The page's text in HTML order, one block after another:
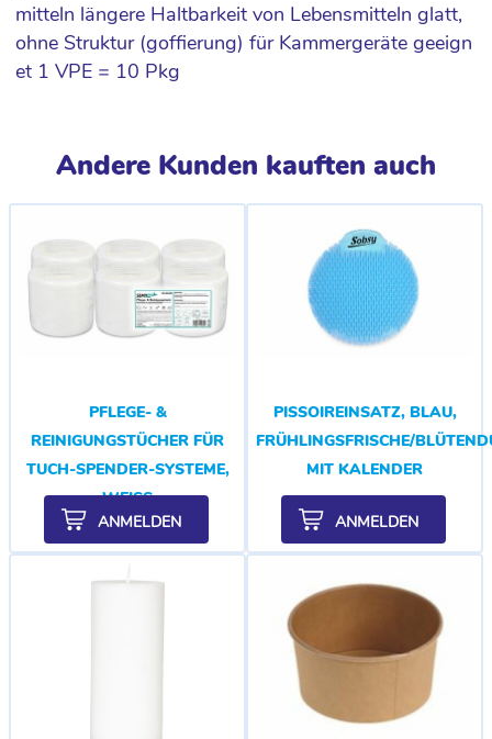
mitteln längere Haltbarkeit von Lebensmitteln glatt,
ohne Struktur (goffierung) für Kammergeräte geeign
et 1 VPE = 10 Pkg
Andere Kunden kauften auch
PFLEGE- &
REINIGUNGSTÜCHER FÜR
TUCH-SPENDER-SYSTEME,
WEISS
ANMELDEN
PISSOIREINSATZ, BLAU,
FRÜHLINGSFRISCHE/
MIT KALENDER
ANMELDEN